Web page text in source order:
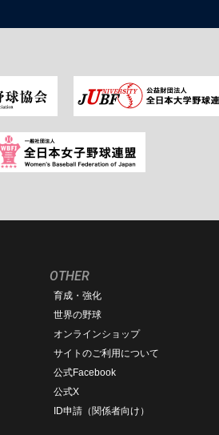
OTHER
育成・強化
世界の野球
オンラインショップ
サイトのご利用について
公式Facebook
公式X
ID申請（関係者向け）